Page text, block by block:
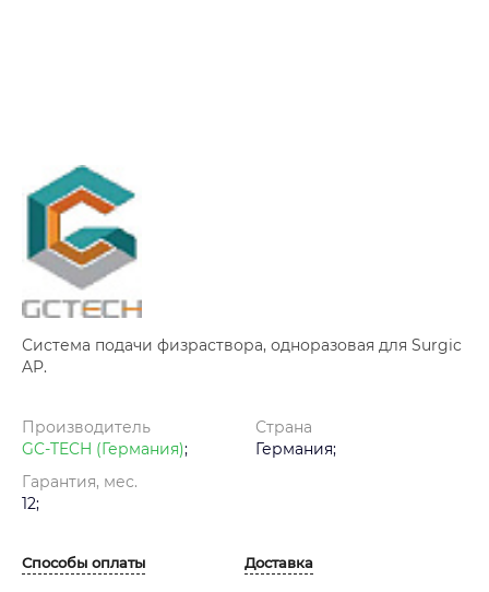
Система подачи физраствора, одноразовая для Surgic
AP.
Производитель
GC-TECH (Германия);
Страна
Германия;
Гарантия, мес.
12;
Способы оплаты Доставка